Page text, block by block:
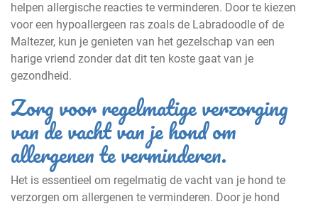
helpen allergische reacties te verminderen. Door te kiezen
voor een hypoallergeen ras zoals de Labradoodle of de
Maltezer, kun je genieten van het gezelschap van een
harige vriend zonder dat dit ten koste gaat van je
gezondheid.
Zorg voor regelmatige verzorging
van de vacht van je hond om
allergenen te verminderen.
Het is essentieel om regelmatig de vacht van je hond te
verzorgen om allergenen te verminderen. Door je hond